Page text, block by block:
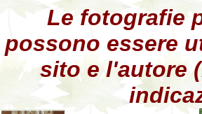
Le fotografie
possono essere
sito e l'autore